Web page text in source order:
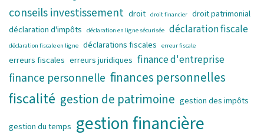
conseils investissement droit droit financier droit patrimonial
déclaration d'impôts déclaration en ligne sécurisée déclaration fiscale
déclaration fiscale en ligne déclarations fiscales erreur fiscale
erreurs fiscales erreurs juridiques finance d'entreprise
finance personnelle finances personnelles
fiscalité gestion de patrimoine gestion des impôts
gestion du temps gestion financière